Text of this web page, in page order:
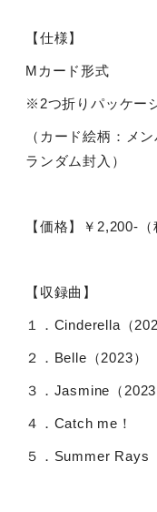
【仕様】
M カード形式
※ 2つ折りパッケー
（カード絵柄：メ
ランダム封入）
【価格】￥ 2,200-
【収録曲】
１． Cinderella （
２． Belle （2023）
３． Jasmine （ 2023
４． Catch me ！
５． Summer Rays